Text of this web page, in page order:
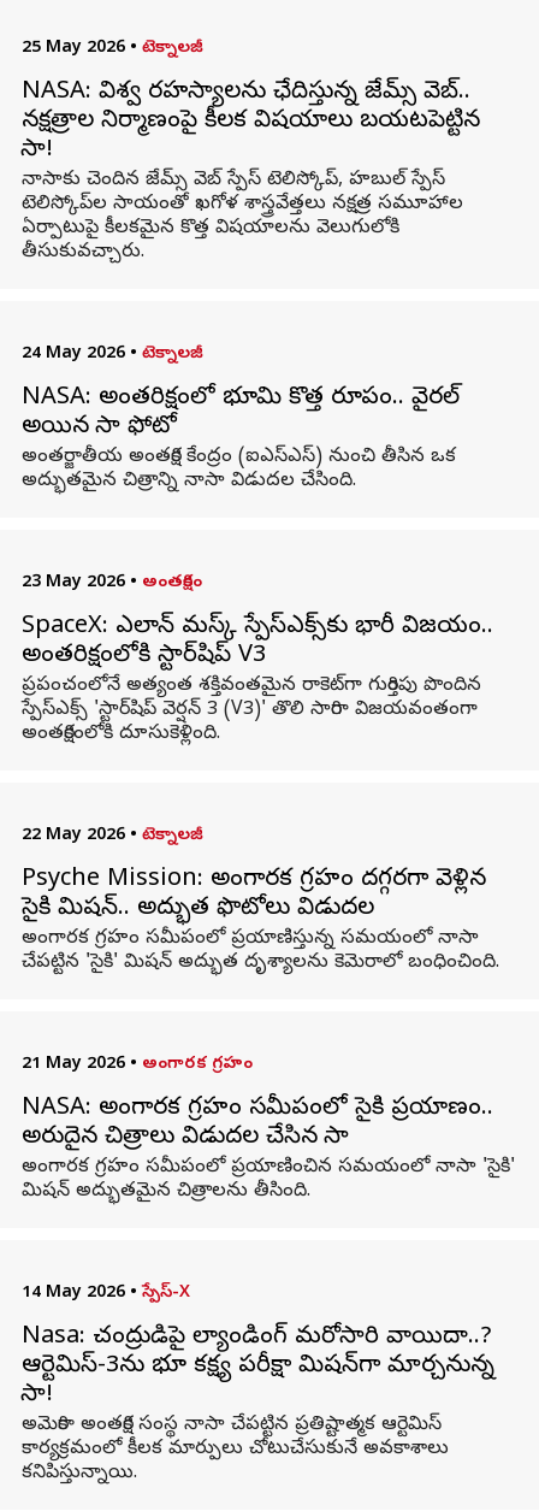
25 May 2026 • టెక్నాలజీ
NASA: విశ్వ రహస్యాలను ఛేదిస్తున్న జేమ్స్ వెబ్..
నక్షత్రాల నిర్మాణంపై కీలక విషయాలు బయటపెట్టిన
నాసా!
నాసాకు చెందిన జేమ్స్ వెబ్ స్పేస్ టెలిస్కోప్, హబుల్ స్పేస్
టెలిస్కోప్‌ల సాయంతో ఖగోళ శాస్త్రవేత్తలు నక్షత్ర సమూహాల
ఏర్పాటుపై కీలకమైన కొత్త విషయాలను వెలుగులోకి
తీసుకువచ్చారు.
24 May 2026 • టెక్నాలజీ
NASA: అంతరిక్షంలో భూమి కొత్త రూపం.. వైరల్
అయిన నాసా ఫోటో
అంతర్జాతీయ అంతరిక్ష కేంద్రం (ఐఎస్ఎస్) నుంచి తీసిన ఒక
అద్భుతమైన చిత్రాన్ని నాసా విడుదల చేసింది.
23 May 2026 • అంతరిక్షం
SpaceX: ఎలాన్ మస్క్ స్పేస్‌ఎక్స్‌కు భారీ విజయం..
అంతరిక్షంలోకి స్టార్‌షిప్ V3
ప్రపంచంలోనే అత్యంత శక్తివంతమైన రాకెట్‌గా గుర్తింపు పొందిన
స్పేస్‌ఎక్స్‌ 'స్టార్‌షిప్ వెర్షన్ 3 (V3)' తొలి సారిగా విజయవంతంగా
అంతరిక్షంలోకి దూసుకెళ్లింది.
22 May 2026 • టెక్నాలజీ
Psyche Mission: అంగారక గ్రహం దగ్గరగా వెళ్లిన
సైకి మిషన్.. అద్భుత ఫొటోలు విడుదల
అంగారక గ్రహం సమీపంలో ప్రయాణిస్తున్న సమయంలో నాసా
చేపట్టిన 'సైకి' మిషన్ అద్భుత దృశ్యాలను కెమెరాలో బంధించింది.
21 May 2026 • అంగారక గ్రహం
NASA: అంగారక గ్రహం సమీపంలో సైకి ప్రయాణం..
అరుదైన చిత్రాలు విడుదల చేసిన నాసా
అంగారక గ్రహం సమీపంలో ప్రయాణించిన సమయంలో నాసా 'సైకి'
మిషన్ అద్భుతమైన చిత్రాలను తీసింది.
14 May 2026 • స్పేస్-X
Nasa: చంద్రుడిపై ల్యాండింగ్ మరోసారి వాయిదా..?
ఆర్టెమిస్-3ను భూ కక్ష్య పరీక్షా మిషన్‌గా మార్చనున్న
నాసా!
అమెరికా అంతరిక్ష సంస్థ నాసా చేపట్టిన ప్రతిష్టాత్మక ఆర్టెమిస్
కార్యక్రమంలో కీలక మార్పులు చోటుచేసుకునే అవకాశాలు
కనిపిస్తున్నాయి.